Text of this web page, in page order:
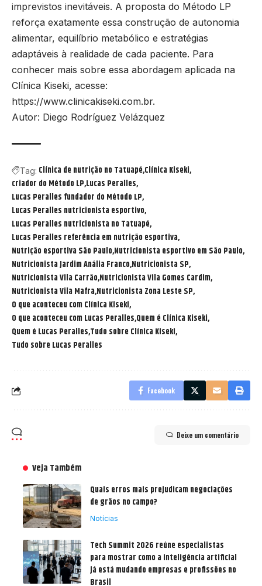
imprevistos inevitáveis. A proposta do Método LP
reforça exatamente essa construção de autonomia
alimentar, equilíbrio metabólico e estratégias
adaptáveis à realidade de cada paciente. Para
conhecer mais sobre essa abordagem aplicada na
Clínica Kiseki, acesse:
https://www.clinicakiseki.com.br.
Autor: Diego Rodríguez Velázquez
Tag: Clínica de nutrição no Tatuapé Clínica Kiseki
criador do Método LP Lucas Peralles
Lucas Peralles fundador do Método LP
Lucas Peralles nutricionista esportivo
Lucas Peralles nutricionista no Tatuapé
Lucas Peralles referência em nutrição esportiva
Nutrição esportiva São Paulo Nutricionista esportivo em São Paulo
Nutricionista Jardim Anália Franco Nutricionista SP
Nutricionista Vila Carrão Nutricionista Vila Gomes Cardim
Nutricionista Vila Mafra Nutricionista Zona Leste SP
O que aconteceu com Clínica Kiseki
O que aconteceu com Lucas Peralles Quem é Clínica Kiseki
Quem é Lucas Peralles Tudo sobre Clínica Kiseki
Tudo sobre Lucas Peralles
Facebook
Deixe um comentário
Veja Também
Quais erros mais prejudicam negociações
de grãos no campo?
Notícias
Tech Summit 2026 reúne especialistas
para mostrar como a inteligência artificial
já está mudando empresas e profissões no
Brasil